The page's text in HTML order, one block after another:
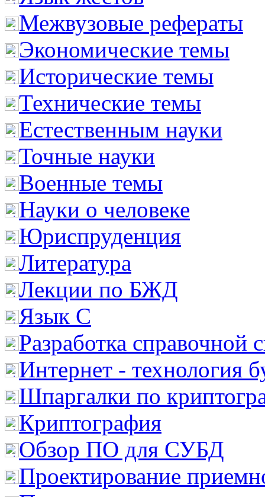
Межвузовые рефераты
Экономические темы
Исторические темы
Технические темы
Естественным науки
Точные науки
Военные темы
Науки о человеке
Юриспруденция
Литература
Лекции по БЖД
Язык С
Разработка справочной
Интернет - технология
Шпаргалки по
Криптография
Обзор ПО для СУБД
Проектирование